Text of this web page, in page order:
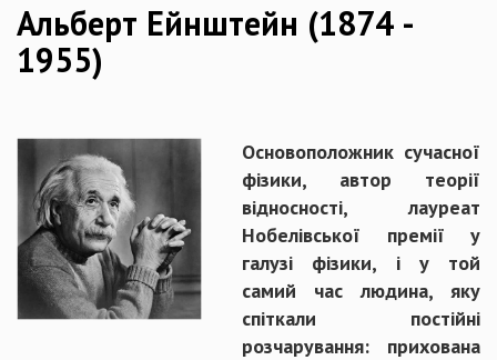
Альберт Ейнштейн (1874 -
1955)
Основоположник сучасної
фізики, автор теорії
відносності, лауреат
Нобелівської премії у
галузі фізики, і у той
самий час людина, яку
спіткали постійні
розчарування: прихована